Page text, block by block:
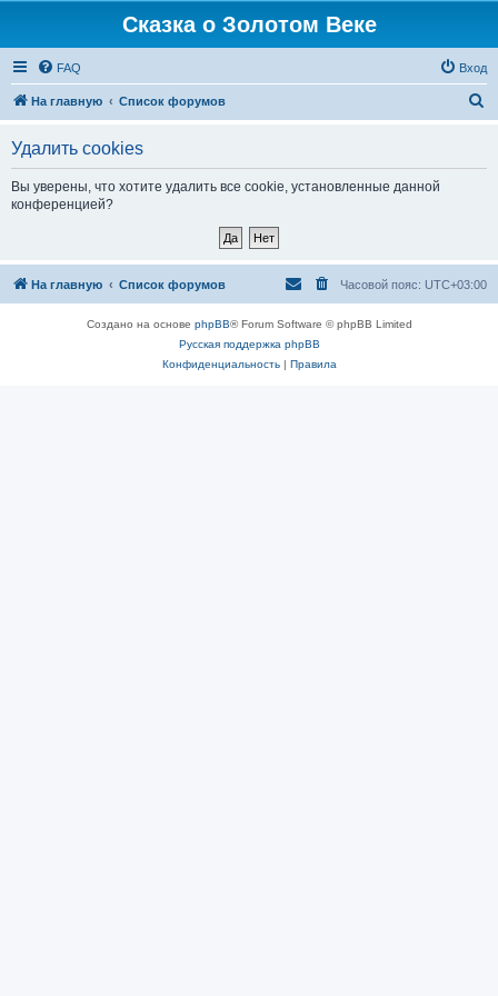
Сказка о Золотом Веке
FAQ Вход
На главную Список форумов
Удалить cookies
Вы уверены, что хотите удалить все cookie, установленные данной
конференцией?
На главную Список форумов Часовой пояс: UTC+03:00
Создано на основе phpBB® Forum Software © phpBB Limited
Русская поддержка phpBB
Конфиденциальность| Правила